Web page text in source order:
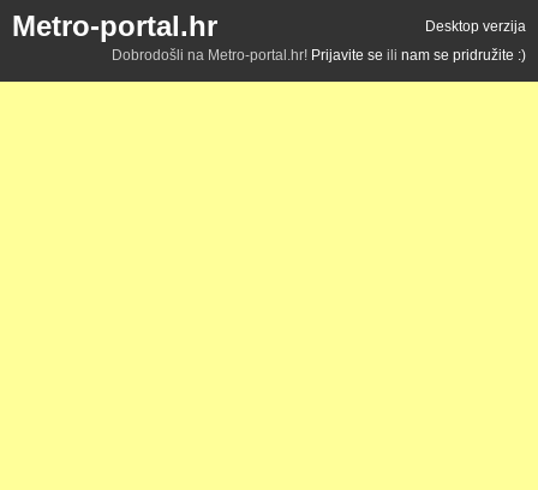
Metro-portal.hr
Desktop verzija
Dobrodošli na Metro-portal.hr! Prijavite se ili nam se pridružite :)